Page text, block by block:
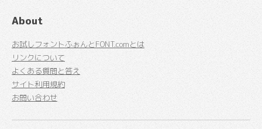
About
お試しフォントふぉんとFONT.comとは
リンクについて
よくある質問と答え
サイト利用規約
お問い合わせ